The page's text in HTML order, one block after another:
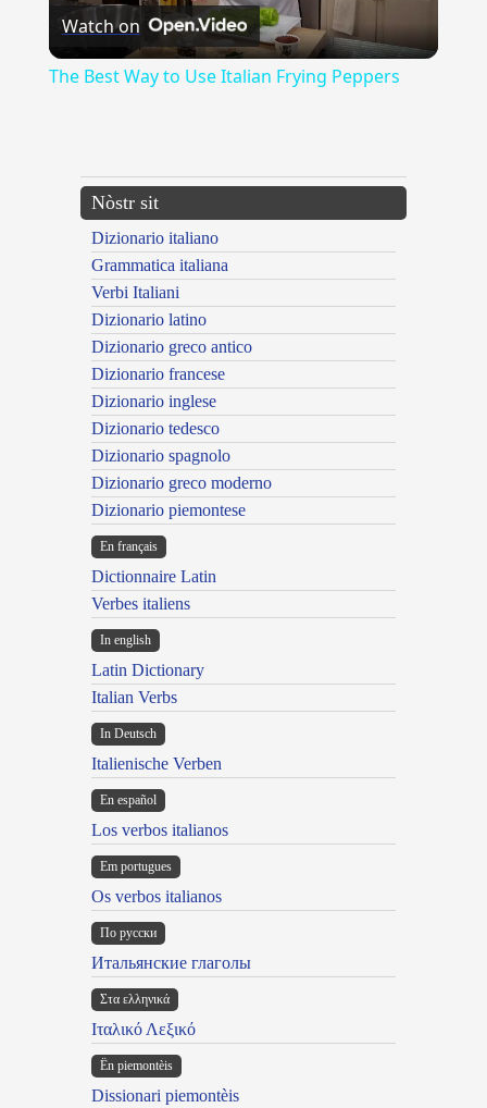
Video
Watch on
The Best Way to Use Italian Frying Peppers
Nòstr sit
Dizionario italiano
Grammatica italiana
Verbi Italiani
Dizionario latino
Dizionario greco antico
Dizionario francese
Dizionario inglese
Dizionario tedesco
Dizionario spagnolo
Dizionario greco moderno
Dizionario piemontese
En français
Dictionnaire Latin
Verbes italiens
In english
Latin Dictionary
Italian Verbs
In Deutsch
Italienische Verben
En español
Los verbos italianos
Em portugues
Os verbos italianos
По русски
Итальянские глаголы
Στα ελληνικά
Ιταλικό Λεξικό
Ën piemontèis
Dissionari piemontèis